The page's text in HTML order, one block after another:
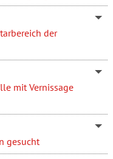
der
mit Vernissage
gesucht